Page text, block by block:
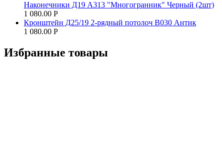
Наконечники Д19 А313 "Многогранник" Черный (2шт)
1 080.00 Р
Кронштейн Д25/19 2-рядный потолоч В030 Антик
1 080.00 Р
Избранные товары